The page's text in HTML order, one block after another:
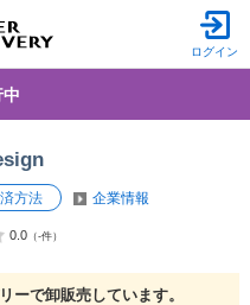
ログイン
方法 企業情報
0.0（-件）
ーで卸販売しています。